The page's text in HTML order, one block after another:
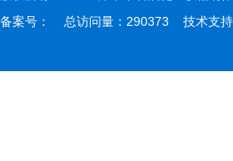
备案号：
总访问量：290373 技术支持